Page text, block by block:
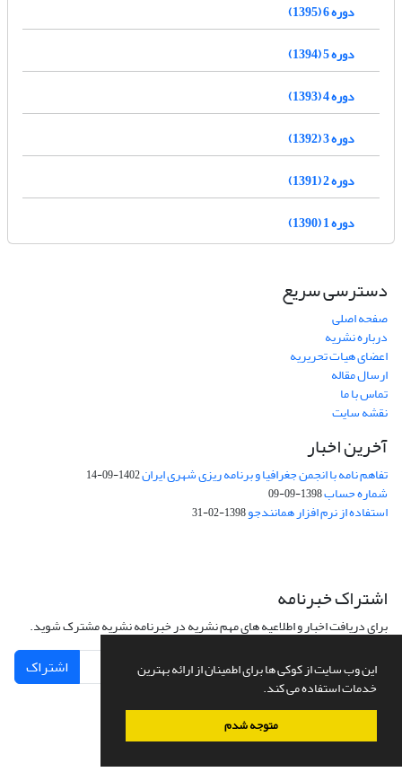
این وب سایت از کوکی ها برای اطمینان از ارائه بهترین
خدمات استفاده می کند.
متوجه شدم
دوره 6 (1395)
دوره 5 (1394)
دوره 4 (1393)
دوره 3 (1392)
دوره 2 (1391)
دوره 1 (1390)
دسترسی سریع
صفحه اصلی
درباره نشریه
اعضای هیات تحریریه
ارسال مقاله
تماس با ما
نقشه سایت
آخرین اخبار
تفاهم نامه با انجمن جغرافیا و برنامه ریزی شهری ایران1402-09-14
شماره حساب1398-09-09
استفاده از نرم افزار همانندجو1398-02-31
اشتراک خبرنامه
برای دریافت اخبار و اطلاعیه های مهم نشریه در خبرنامه نشریه مشترک شوید.
اشتراک
سامانه مدیریت نشریات علمی.طراحی و پیاده سازی ازسیناوب